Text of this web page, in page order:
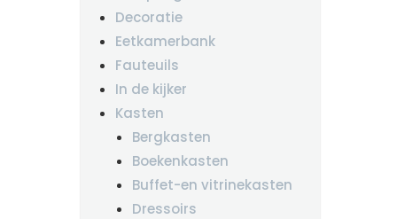
Decoratie
Eetkamerbank
Fauteuils
In de kijker
Kasten
Bergkasten
Boekenkasten
Buffet-en vitrinekasten
Dressoirs